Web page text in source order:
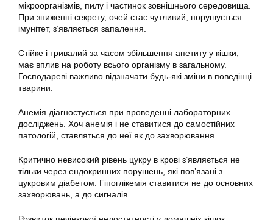
мікроорганізмів, пилу і частинок зовнішнього середовища.
При зниженні секрету, очей стає чутливий, порушується
імунітет, з’являється запалення.
Стійке і тривалий за часом збільшення апетиту у кішки,
має вплив на роботу всього організму в загальному.
Господареві важливо відзначати будь-які зміни в поведінці
тварини.
Анемія діагностується при проведенні лабораторних
досліджень. Хоч анемія і не ставитися до самостійних
патологій, ставляться до неї як до захворювання.
Критично невисокий рівень цукру в крові з’являється не
тільки через ендокринних порушень, які пов’язані з
цукровим діабетом. Гіпоглікемія ставитися не до основних
захворювань, а до сигналів.